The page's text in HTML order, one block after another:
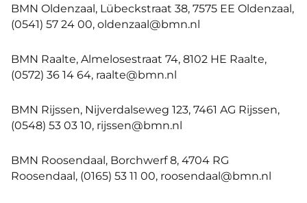
BMN Oldenzaal, Lübeckstraat 38, 7575 EE Oldenzaal,
(0541) 57 24 00, oldenzaal@bmn.nl
BMN Raalte, Almelosestraat 74, 8102 HE Raalte,
(0572) 36 14 64, raalte@bmn.nl
BMN Rijssen, Nijverdalseweg 123, 7461 AG Rijssen,
(0548) 53 03 10, rijssen@bmn.nl
BMN Roosendaal, Borchwerf 8, 4704 RG
Roosendaal, (0165) 53 11 00, roosendaal@bmn.nl